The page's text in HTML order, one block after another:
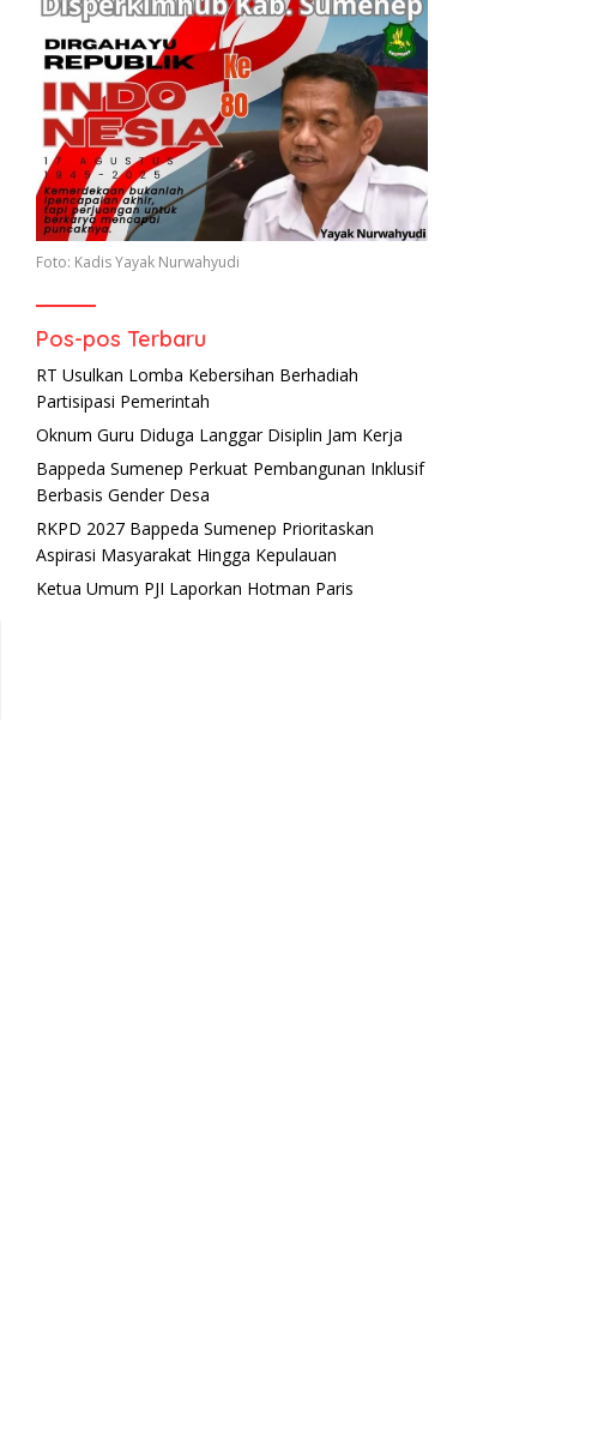
Foto: Kadis Yayak Nurwahyudi
Pos-pos Terbaru
RT Usulkan Lomba Kebersihan Berhadiah
Partisipasi Pemerintah
Oknum Guru Diduga Langgar Disiplin Jam Kerja
Bappeda Sumenep Perkuat Pembangunan Inklusif
Berbasis Gender Desa
RKPD 2027 Bappeda Sumenep Prioritaskan
Aspirasi Masyarakat Hingga Kepulauan
Ketua Umum PJI Laporkan Hotman Paris